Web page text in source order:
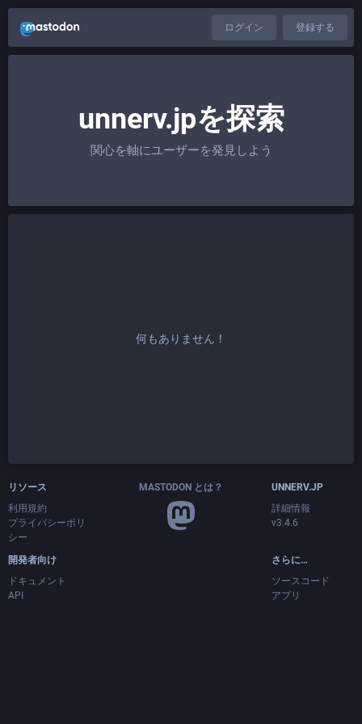
ログイン 登録する
unnerv.jpを探索
関心を軸にユーザーを発見しよう
何もありません！
リソース
利用規約
プライバシーポリ
シー
開発者向け
ドキュメント
API
MASTODON とは？
UNNERV.JP
詳細情報
v3.4.6
さらに…
ソースコード
アプリ